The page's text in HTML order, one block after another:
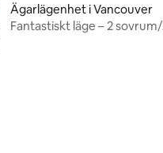
betyg, 167
Ägarlägenhet i Vancouver
Fantastiskt läge – 2